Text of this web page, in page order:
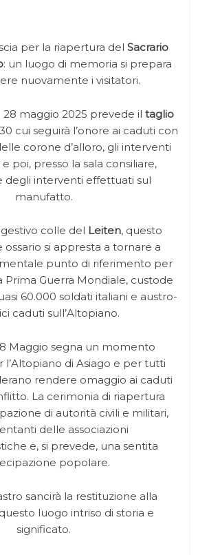
per la riapertura del Sacrario
: un luogo di memoria si prepara
nuovamente i visitatori.
maggio 2025 prevede il taglio
cui seguirà l’onore ai caduti con
corone d’alloro, gli interventi
poi, presso la sala consiliare,
degli interventi effettuati sul
manufatto.
colle del Leiten, questo
si appresta a tornare a
punto di riferimento per
Prima Guerra Mondiale, custode
60.000 soldati italiani e austro-
caduti sull’Altopiano.
Maggio segna un momento
l’Altopiano di Asiago e per tutti
rendere omaggio ai caduti
La cerimonia di riapertura
di autorità civili e militari,
delle associazioni
e, si prevede, una sentita
popolare.
sancirà la restituzione alla
luogo intriso di storia e
significato.